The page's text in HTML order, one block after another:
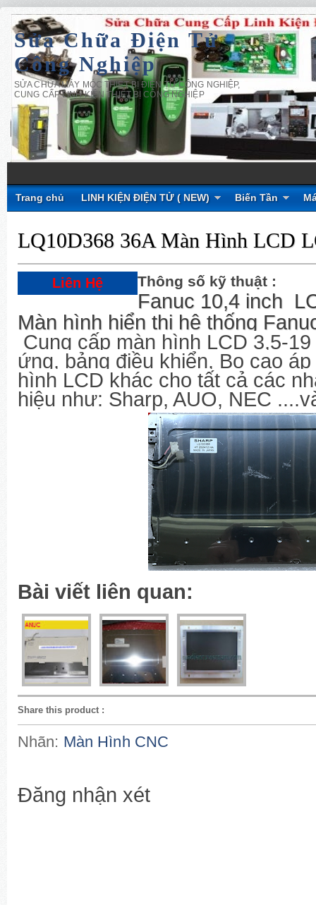
Sửa Chữa Điện Tử
Công Nghiệp
SỬA CHỮA MÁY MÓC THIẾT BỊ ĐIỆN TỬ CÔNG NGHIỆP,
CUNG CẤP LINH KIỆN THIẾT BỊ CÔNG NGHIỆP
Trang chủ LINH KIỆN ĐIỆN TỬ ( NEW) Biến Tần
LQ10D368 36A Màn Hình LCD
Liên Hệ Thông số kỹ thuật :
Fanuc 10,4 inch
Màn hình hiển thị hệ thống
Cung cấp màn hình LCD 3,5-
ứng, bảng điều khiển, Bo cao
hình LCD khác cho tất cả các
hiệu như: Sharp, AUO, NEC
Bài viết liên quan:
Share this product :
Nhãn: Màn Hình CNC
Đăng nhận xét